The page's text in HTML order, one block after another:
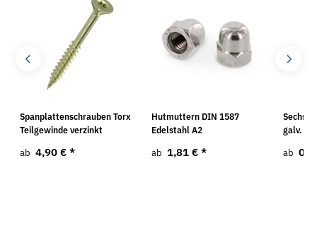
Spanplattenschrauben Torx
Teilgewinde verzinkt
ab 4,90 € *
Hutmuttern DIN 1587
Edelstahl A2
ab 1,81 € *
galv.
ab